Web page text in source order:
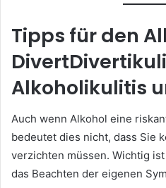
Tipps für den
Alkoholikulitis
Auch wenn Alkohol eine
bedeutet dies nicht, dass Sie
verzichten müssen. Wichtig
das Beachten der eigenen